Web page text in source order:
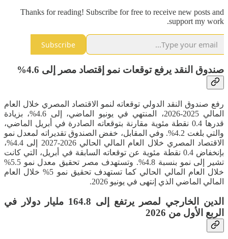
Thanks for reading! Subscribe for free to receive new posts and
support my work.
Subscribe
صندوق النقد يرفع توقعات نمو إقتصاد مصر إلى 4.6%
رفع صندوق النقد الدولي توقعاته لنمو الاقتصاد المصري خلال العام
المالي 2025-2026، المنتهي في يونيو الماضي، إلى 4.6%، بزيادة
قدرها 0.4 نقطة مئوية مقارنة بتوقعاته الصادرة في أبريل الماضي،
والتي بلغت 4.2%. وفي المقابل، خفض الصندوق تقديراته لمعدل نمو
الاقتصاد المصري خلال العام المالي الحالي 2026-2027 إلى 4.4%،
بإنخفاض 0.4 نقطة مئوية عن توقعاته السابقة في أبريل، التي كانت
تشير إلى نمو بنسبة 4.8%. وتستهدف مصر تحقيق معدل نمو 5.5%
خلال العام المالي الحالي كما تستهدف تحقيق نمو 5% خلال العام
المالي الماضي الذي إنتهى في يونيو 2026.
الدين الخارجي لمصر يرتفع إلى 164.8 مليار دولار في
الربع الأول من 2026